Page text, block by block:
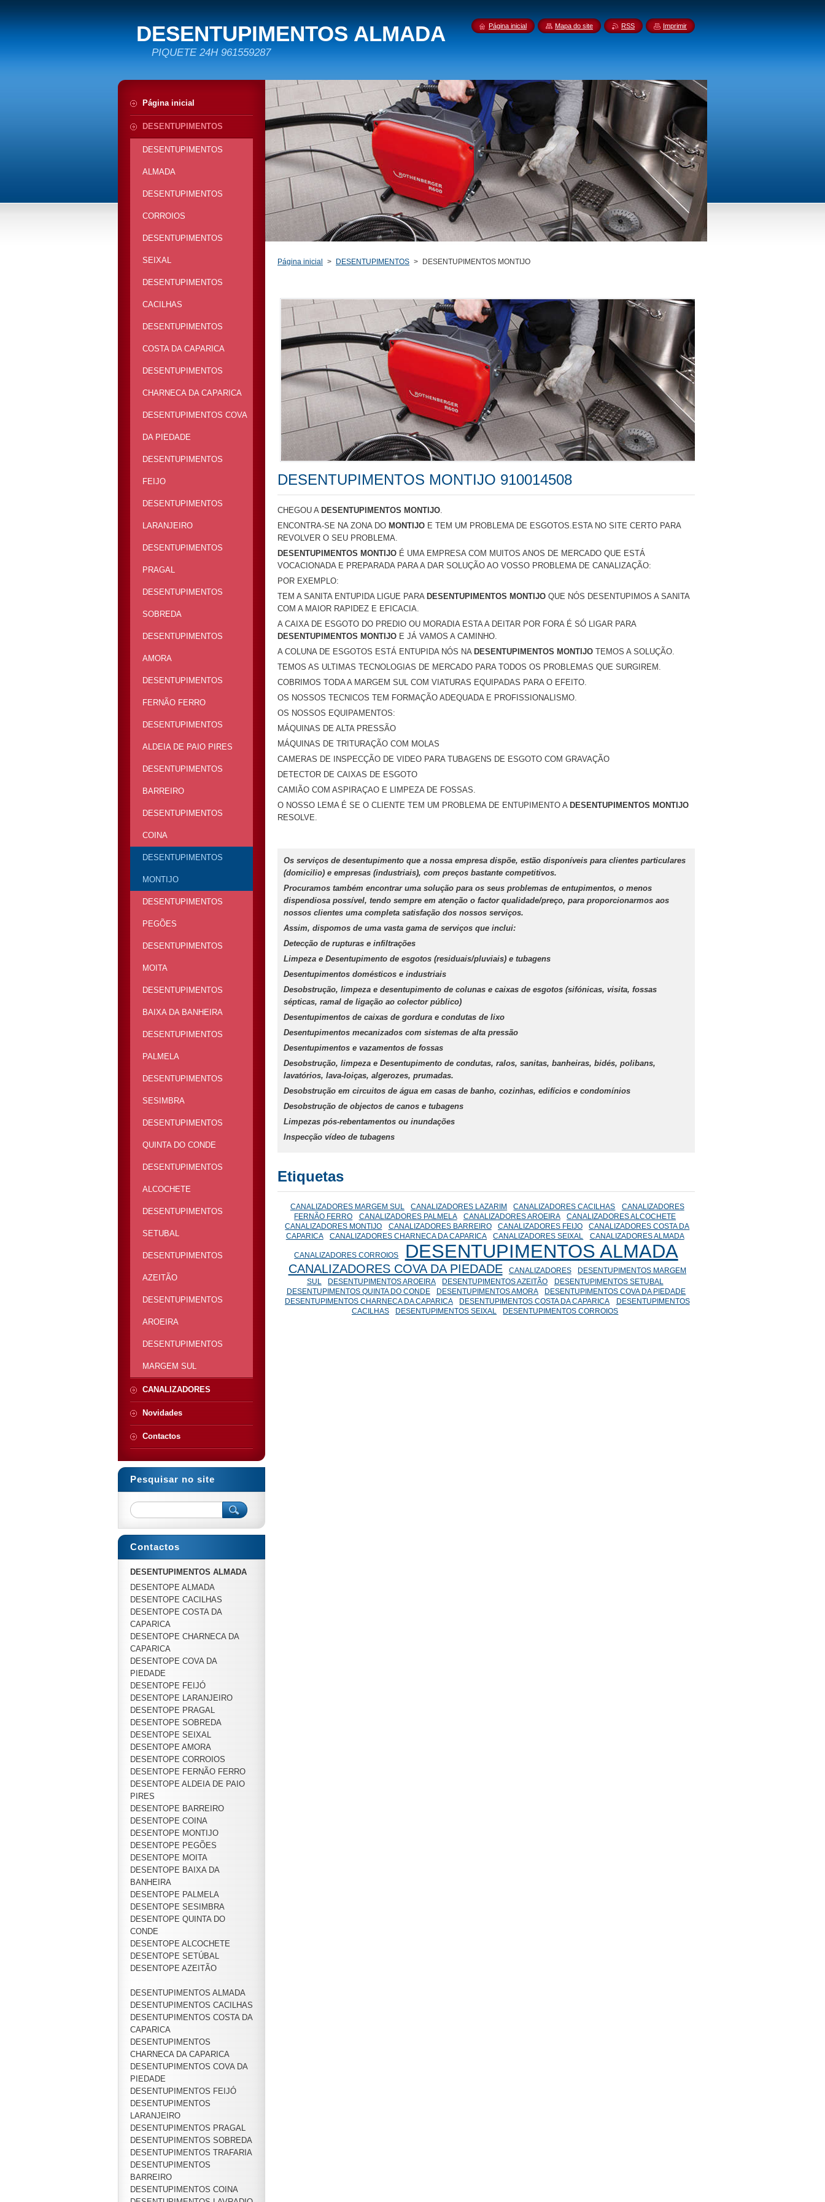
DESENTUPIMENTOS ALMADA
PIQUETE 24H 961559287
Página inicial > DESENTUPIMENTOS > DESENTUPIMENTOS MONTIJO
DESENTUPIMENTOS MONTIJO 910014508
CHEGOU A DESENTUPIMENTOS MONTIJO.
ENCONTRA-SE NA ZONA DO MONTIJO E TEM UM PROBLEMA DE ESGOTOS.ESTA NO SITE CERTO PARA
REVOLVER O SEU PROBLEMA.
DESENTUPIMENTOS MONTIJO É UMA EMPRESA COM MUITOS ANOS DE MERCADO QUE ESTÁ
VOCACIONADA E PREPARADA PARA A DAR SOLUÇÃO AO VOSSO PROBLEMA DE CANALIZAÇÃO:
POR EXEMPLO:
TEM A SANITA ENTUPIDA LIGUE PARA DESENTUPIMENTOS MONTIJO QUE NÓS DESENTUPIMOS A SANITA
COM A MAIOR RAPIDEZ E EFICACIA.
A CAIXA DE ESGOTO DO PREDIO OU MORADIA ESTA A DEITAR POR FORA É SÓ LIGAR PARA
DESENTUPIMENTOS MONTIJO E JÁ VAMOS A CAMINHO.
A COLUNA DE ESGOTOS ESTÁ ENTUPIDA NÓS NA DESENTUPIMENTOS MONTIJO TEMOS A SOLUÇÃO.
TEMOS AS ULTIMAS TECNOLOGIAS DE MERCADO PARA TODOS OS PROBLEMAS QUE SURGIREM.
COBRIMOS TODA A MARGEM SUL COM VIATURAS EQUIPADAS PARA O EFEITO.
OS NOSSOS TECNICOS TEM FORMAÇÃO ADEQUADA E PROFISSIONALISMO.
OS NOSSOS EQUIPAMENTOS:
MÁQUINAS DE ALTA PRESSÃO
MÁQUINAS DE TRITURAÇÃO COM MOLAS
CAMERAS DE INSPECÇÃO DE VIDEO PARA TUBAGENS DE ESGOTO COM GRAVAÇÃO
DETECTOR DE CAIXAS DE ESGOTO
CAMIÃO COM ASPIRAÇAO E LIMPEZA DE FOSSAS.
O NOSSO LEMA É SE O CLIENTE TEM UM PROBLEMA DE ENTUPIMENTO A DESENTUPIMENTOS MONTIJO
RESOLVE.
Os serviços de desentupimento que a nossa empresa dispõe, estão disponíveis para clientes particulares
(domicilio) e empresas (industriais), com preços bastante competitivos.
Procuramos também encontrar uma solução para os seus problemas de entupimentos, o menos
dispendiosa possível, tendo sempre em atenção o factor qualidade/preço, para proporcionarmos aos
nossos clientes uma completa satisfação dos nossos serviços.
Assim, dispomos de uma vasta gama de serviços que inclui:
Detecção de rupturas e infiltrações
Limpeza e Desentupimento de esgotos (residuais/pluviais) e tubagens
Desentupimentos domésticos e industriais
Desobstrução, limpeza e desentupimento de colunas e caixas de esgotos (sifónicas, visita, fossas
sépticas, ramal de ligação ao colector público)
Desentupimentos de caixas de gordura e condutas de lixo
Desentupimentos mecanizados com sistemas de alta pressão
Desentupimentos e vazamentos de fossas
Desobstrução, limpeza e Desentupimento de condutas, ralos, sanitas, banheiras, bidés, polibans,
lavatórios, lava-loiças, algerozes, prumadas.
Desobstrução em circuitos de água em casas de banho, cozinhas, edifícios e condomínios
Desobstrução de objectos de canos e tubagens
Limpezas pós-rebentamentos ou inundações
Inspecção vídeo de tubagens
Etiquetas
CANALIZADORES MARGEM SUL CANALIZADORES LAZARIM CANALIZADORES CACILHAS
CANALIZADORES
FERNÃO FERRO
CANALIZADORES PALMELA CANALIZADORES AROEIRA
CANALIZADORES ALCOCHETE
CANALIZADORES MONTIJO
CANALIZADORES BARREIRO CANALIZADORES FEIJO
CANALIZADORES COSTA DA
CAPARICA
CANALIZADORES CHARNECA DA CAPARICA CANALIZADORES SEIXAL CANALIZADORES ALMADA
CANALIZADORES CORROIOS DESENTUPIMENTOS ALMADA
CANALIZADORES COVA DA PIEDADE CANALIZADORES
DESENTUPIMENTOS MARGEM
SUL
DESENTUPIMENTOS AROEIRA DESENTUPIMENTOS AZEITÃO
DESENTUPIMENTOS SETUBAL
DESENTUPIMENTOS QUINTA DO CONDE
DESENTUPIMENTOS AMORA
DESENTUPIMENTOS COVA DA PIEDADE
DESENTUPIMENTOS CHARNECA DA CAPARICA
DESENTUPIMENTOS COSTA DA CAPARICA
DESENTUPIMENTOS
CACILHAS
DESENTUPIMENTOS SEIXAL DESENTUPIMENTOS CORROIOS
Página inicial
DESENTUPIMENTOS
DESENTUPIMENTOS
ALMADA
DESENTUPIMENTOS
CORROIOS
DESENTUPIMENTOS
SEIXAL
DESENTUPIMENTOS
CACILHAS
DESENTUPIMENTOS
COSTA DA CAPARICA
DESENTUPIMENTOS
CHARNECA DA CAPARICA
DESENTUPIMENTOS COVA
DA PIEDADE
DESENTUPIMENTOS
FEIJO
DESENTUPIMENTOS
LARANJEIRO
DESENTUPIMENTOS
PRAGAL
DESENTUPIMENTOS
SOBREDA
DESENTUPIMENTOS
AMORA
DESENTUPIMENTOS
FERNÃO FERRO
DESENTUPIMENTOS
ALDEIA DE PAIO PIRES
DESENTUPIMENTOS
BARREIRO
DESENTUPIMENTOS
COINA
DESENTUPIMENTOS
MONTIJO
DESENTUPIMENTOS
PEGÕES
DESENTUPIMENTOS
MOITA
DESENTUPIMENTOS
BAIXA DA BANHEIRA
DESENTUPIMENTOS
PALMELA
DESENTUPIMENTOS
SESIMBRA
DESENTUPIMENTOS
QUINTA DO CONDE
DESENTUPIMENTOS
ALCOCHETE
DESENTUPIMENTOS
SETUBAL
DESENTUPIMENTOS
AZEITÃO
DESENTUPIMENTOS
AROEIRA
DESENTUPIMENTOS
MARGEM SUL
CANALIZADORES
Novidades
Contactos
Pesquisar no site
Contactos
DESENTUPIMENTOS ALMADA
DESENTOPE ALMADA
DESENTOPE CACILHAS
DESENTOPE COSTA DA
CAPARICA
DESENTOPE CHARNECA DA
CAPARICA
DESENTOPE COVA DA
PIEDADE
DESENTOPE FEIJÓ
DESENTOPE LARANJEIRO
DESENTOPE PRAGAL
DESENTOPE SOBREDA
DESENTOPE SEIXAL
DESENTOPE AMORA
DESENTOPE CORROIOS
DESENTOPE FERNÃO FERRO
DESENTOPE ALDEIA DE PAIO
PIRES
DESENTOPE BARREIRO
DESENTOPE COINA
DESENTOPE MONTIJO
DESENTOPE PEGÕES
DESENTOPE MOITA
DESENTOPE BAIXA DA
BANHEIRA
DESENTOPE PALMELA
DESENTOPE SESIMBRA
DESENTOPE QUINTA DO
CONDE
DESENTOPE ALCOCHETE
DESENTOPE SETÚBAL
DESENTOPE AZEITÃO
DESENTUPIMENTOS ALMADA
DESENTUPIMENTOS CACILHAS
DESENTUPIMENTOS COSTA DA
CAPARICA
DESENTUPIMENTOS
CHARNECA DA CAPARICA
DESENTUPIMENTOS COVA DA
PIEDADE
DESENTUPIMENTOS FEIJÓ
DESENTUPIMENTOS
LARANJEIRO
DESENTUPIMENTOS PRAGAL
DESENTUPIMENTOS SOBREDA
DESENTUPIMENTOS TRAFARIA
DESENTUPIMENTOS
BARREIRO
DESENTUPIMENTOS COINA
Página inicial Mapa do site RSS Imprimir